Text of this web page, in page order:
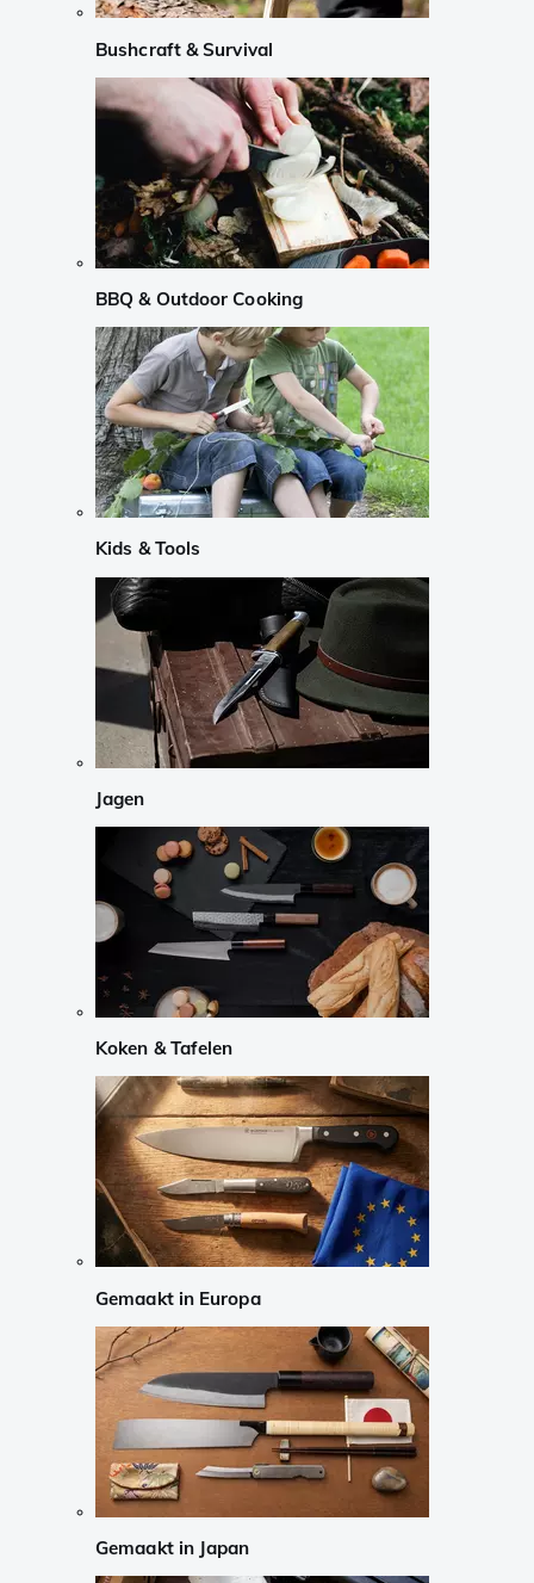
Bushcraft & Survival
BBQ & Outdoor Cooking
Kids & Tools
Jagen
Koken & Tafelen
Gemaakt in Europa
Gemaakt in Japan